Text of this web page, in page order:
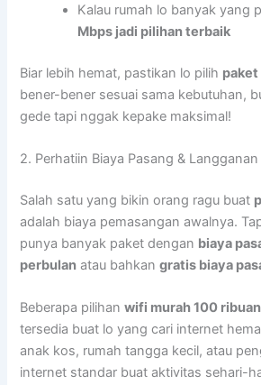
Kalau rumah lo banyak yang
Mbps jadi pilihan terbaik
Biar lebih hemat, pastikan lo pilih
bener-bener sesuai sama kebutuhan,
gede tapi nggak kepake maksimal!
2. Perhatiin Biaya Pasang & Langganan
Salah satu yang bikin orang ragu buat
adalah biaya pemasangan awalnya.
punya banyak paket dengan biaya
perbulan atau bahkangratis biaya
Beberapa pilihanwifi murah 100
tersedia buat lo yang cari internet
anak kos, rumah tangga kecil, atau
internet standar buat aktivitas sehari-